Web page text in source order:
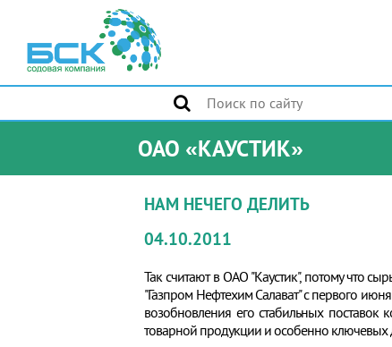
ОАО «КАУСТИК»
НАМ НЕЧЕГО ДЕЛИТЬ
04.10.2011
Так считают в ОАО "Каустик", потому что
"Газпром Нефтехим Салават" с первого
возобновления его стабильных поставок
товарной продукции и особенно ключевых